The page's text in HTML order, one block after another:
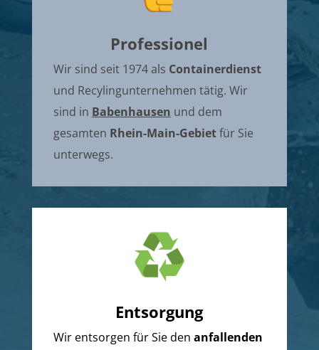
Professionel
Wir sind seit 1974 als Containerdienst
und Recylingunternehmen tätig. Wir
sind in Babenhausen und dem
gesamten Rhein-Main-Gebietfür Sie
unterwegs.
Entsorgung
Wir entsorgen für Sie den anfallenden